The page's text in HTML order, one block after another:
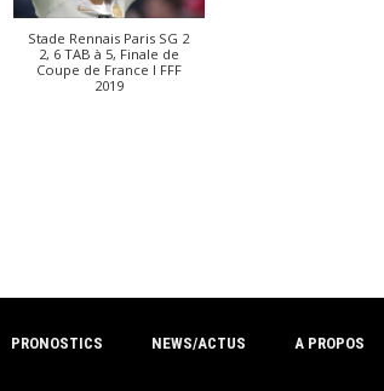
Stade Rennais Paris SG 2
2, 6 TAB à 5, Finale de
Coupe de France I FFF
2019
PRONOSTICS NEWS/ACTUS A PROPOS